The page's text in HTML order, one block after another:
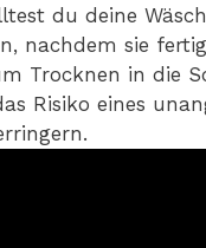
du deine
nachdem sie
Trocknen in die
Risiko eines